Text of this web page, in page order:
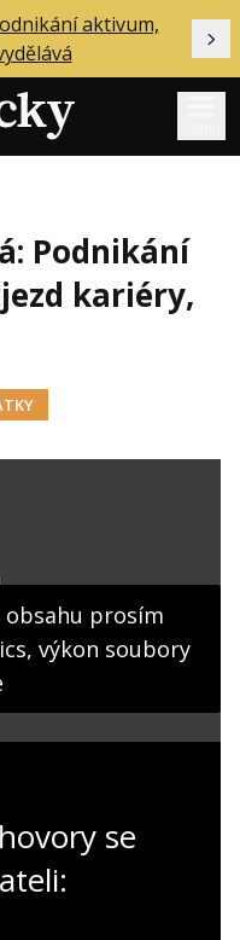
aktivum,
Hledat
Podnikání
kariéry,
prosím
výkon soubory
se